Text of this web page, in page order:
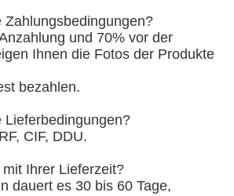
Zahlungsbedingungen?
und 70% vor der
Ihnen die Fotos der Produkte
bezahlen.
Lieferbedingungen?
CIF, DDU.
Ihrer Lieferzeit?
dauert es 30 bis 60 Tage,